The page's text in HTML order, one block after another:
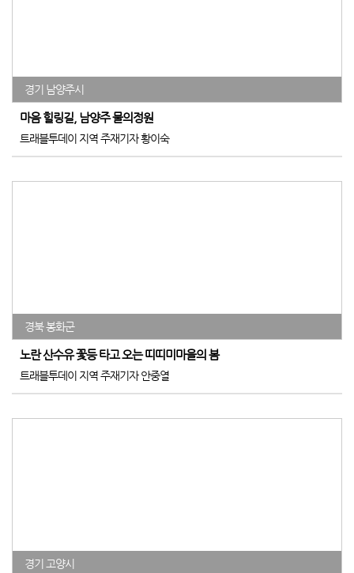
경기 남양주시
마음 힐링길, 남양주 물의정원
트래블투데이 지역 주재기자 황이숙
경북 봉화군
노란 산수유 꽃등 타고 오는 띠띠미마을의 봄
트래블투데이 지역 주재기자 안중열
경기 고양시